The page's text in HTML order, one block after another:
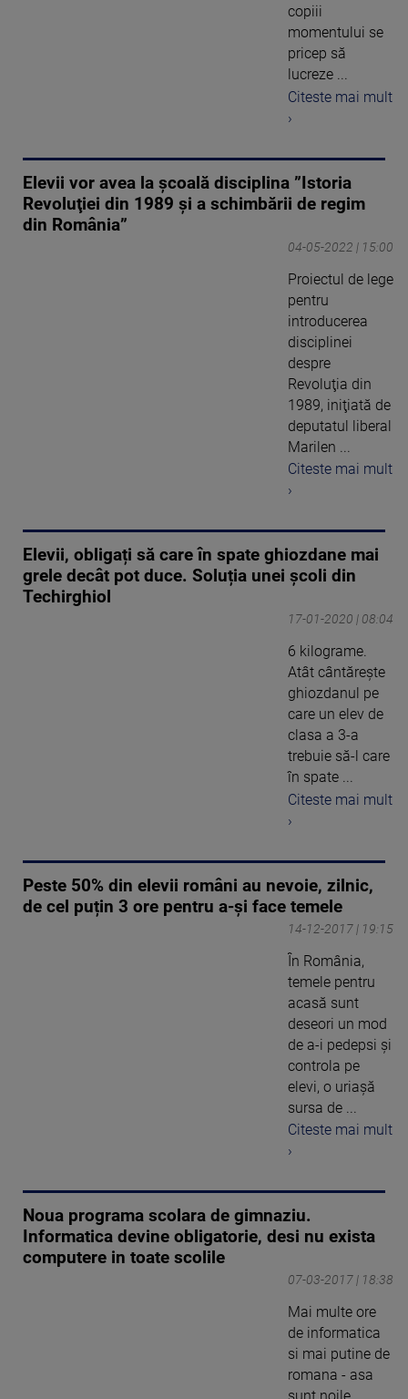
copiii
momentului se
pricep să
lucreze ...
Citeste mai mult
›
Elevii vor avea la școală disciplina ”Istoria
Revoluţiei din 1989 şi a schimbării de regim
din România”
04-05-2022 | 15:00
Proiectul de lege
pentru
introducerea
disciplinei
despre
Revoluţia din
1989, iniţiată de
deputatul liberal
Marilen ...
Citeste mai mult
›
Elevii, obligați să care în spate ghiozdane mai
grele decât pot duce. Soluția unei școli din
Techirghiol
17-01-2020 | 08:04
6 kilograme.
Atât cântăreşte
ghiozdanul pe
care un elev de
clasa a 3-a
trebuie să-l care
în spate ...
Citeste mai mult
›
Peste 50% din elevii români au nevoie, zilnic,
de cel puțin 3 ore pentru a-și face temele
14-12-2017 | 19:15
În România,
temele pentru
acasă sunt
deseori un mod
de a-i pedepsi şi
controla pe
elevi, o uriaşă
sursa de ...
Citeste mai mult
›
Noua programa scolara de gimnaziu.
Informatica devine obligatorie, desi nu exista
computere in toate scolile
07-03-2017 | 18:38
Mai multe ore
de informatica
si mai putine de
romana - asa